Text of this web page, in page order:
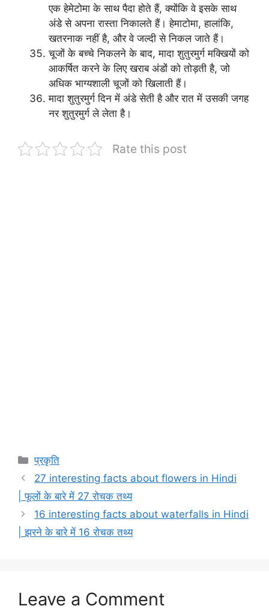
एक हेमेटोमा के साथ पैदा होते हैं, क्योंकि वे इसके साथ
अंडे से अपना रास्ता निकालते हैं। हेमाटोमा, हालांकि,
खतरनाक नहीं है, और वे जल्दी से निकल जाते हैं।
चूजों के बच्चे निकलने के बाद, मादा शुतुरमुर्ग मक्खियों को
आकर्षित करने के लिए खराब अंडों को तोड़ती है, जो
अधिक भाग्यशाली चूजों को खिलाती हैं।
मादा शुतुरमुर्ग दिन में अंडे सेती है और रात में उसकी जगह
नर शुतुरमुर्ग ले लेता है।
Rate this post
Categories
प्रकृति
27 interesting facts about flowers in Hindi
| फूलों के बारे में 27 रोचक तथ्य
16 interesting facts about waterfalls in Hindi
| झरने के बारे में 16 रोचक तथ्य
Leave a Comment